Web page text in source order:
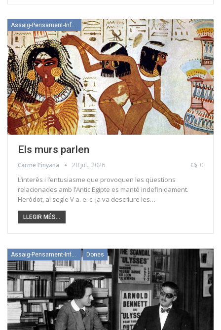
Assaig-Pensament-Informació
Els murs parlen
Carme Pinyana 20 jul., 2026 0
L’interès i l’entusiasme que provoquen les qüestions
relacionades amb l’Antic Egipte es manté indefinidament.
Heròdot, al segle V a. e. c. ja va descriure les…
LLEGIR MÉS...
Assaig-Pensament-Informació Dones